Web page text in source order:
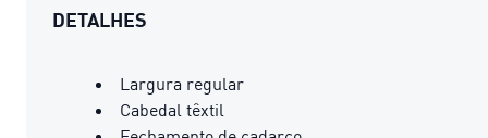
DETALHES
Largura regular
Cabedal têxtil